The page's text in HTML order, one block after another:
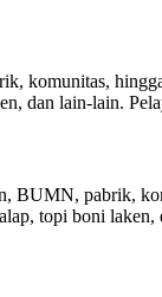
komunitas,
dan lain-lain.
BUMN, pabrik,
topi boni